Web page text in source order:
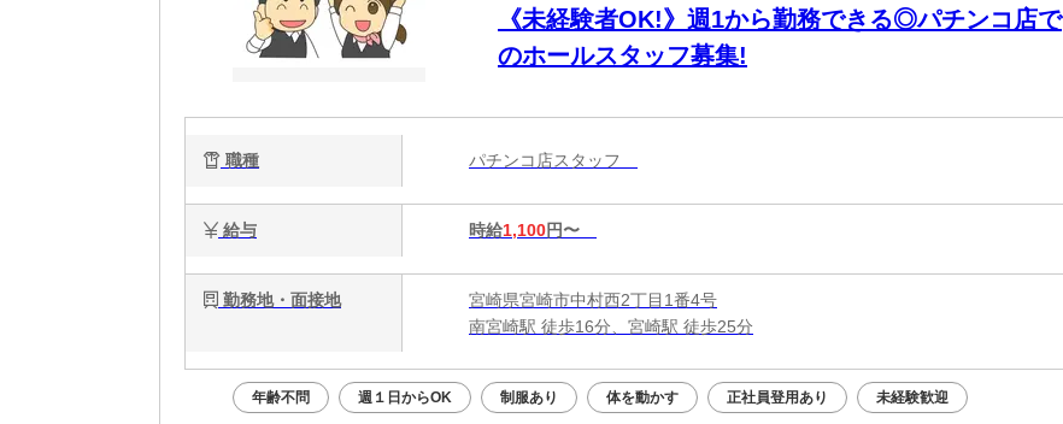
《未経験者OK!》週1から勤務できる◎パチンコ店で
のホールスタッフ募集!
職種 パチンコ店スタッフ
給与 時給1,100円〜
勤務地・面接地
宮崎県宮崎市中村西2丁目1番4号
南宮崎駅 徒歩16分、宮崎駅 徒歩25分
年齢不問 週１日からOK 制服あり 体を動かす 正社員登用あり 未経験歓迎